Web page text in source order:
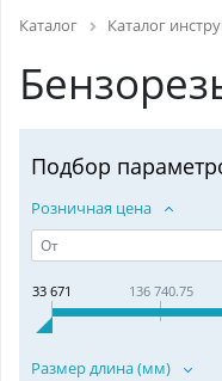
Каталог Каталог
Подбор
Розничная цена
33 671 136 740.75
Размер длина (мм)